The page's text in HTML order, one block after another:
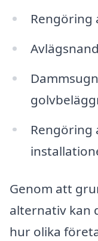
Rengöring
Rengöring
Genom att
alternativ kan
hur olika